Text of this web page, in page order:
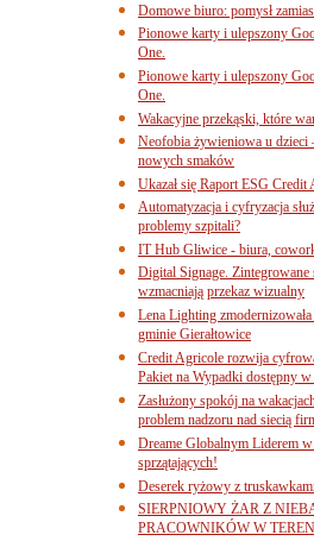
Domowe biuro: pomysł
Pionowe karty i ulepszony
One.
Pionowe karty i ulepszony
One.
Wakacyjne przekąski, które
Neofobia żywieniowa u dzieci
nowych smaków
Ukazał się Raport ESG
Automatyzacja i cyfryzacja
problemy szpitali?
IT Hub Gliwice - biura,
Digital Signage.
wzmacniają przekaz wizualny
Lena Lighting
gminie Gierałtowice
Credit Agricole rozwija
Pakiet na Wypadki dostępny
Zasłużony spokój na
problem nadzoru nad siecią
Dreame Globalnym Liderem
sprzątających!
Deserek ryżowy z
SIERPNIOWY ŻAR Z
PRACOWNIKÓW W